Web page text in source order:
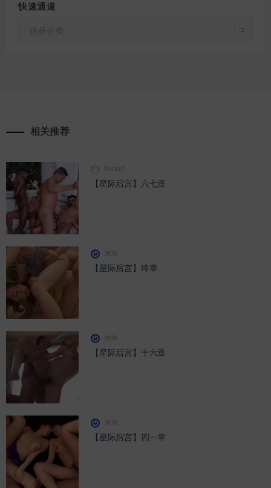
快速通道
相关推荐
【星际后宫】六七章
灰灰
【星际后宫】终章
【星际后宫】十六章
灰灰
【星际后宫】四一章